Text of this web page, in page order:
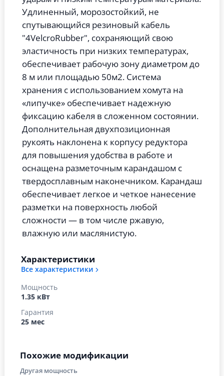
Похожие модификации
Другая мощность
Удлиненный, морозостойкий, не
спутывающийся резиновый кабель
"4VelcroRubber", сохраняющий свою
эластичность при низких температурах,
обеспечивает рабочую зону диаметром до
8 м или площадью 50м2. Система
хранения с использованием хомута на
«липучке» обеспечивает надежную
фиксацию кабеля в сложенном состоянии.
Дополнительная двухпозиционная
рукоять наклонена к корпусу редуктора
для повышения удобства в работе и
оснащена разметочным карандашом с
твердосплавным наконечником. Карандаш
обеспечивает легкое и четкое нанесение
разметки на поверхность любой
сложности — в том числе ржавую,
влажную или маслянистую.
Характеристики
Все характеристики
Мощность
1.35 кВт
Гарантия
25 мес